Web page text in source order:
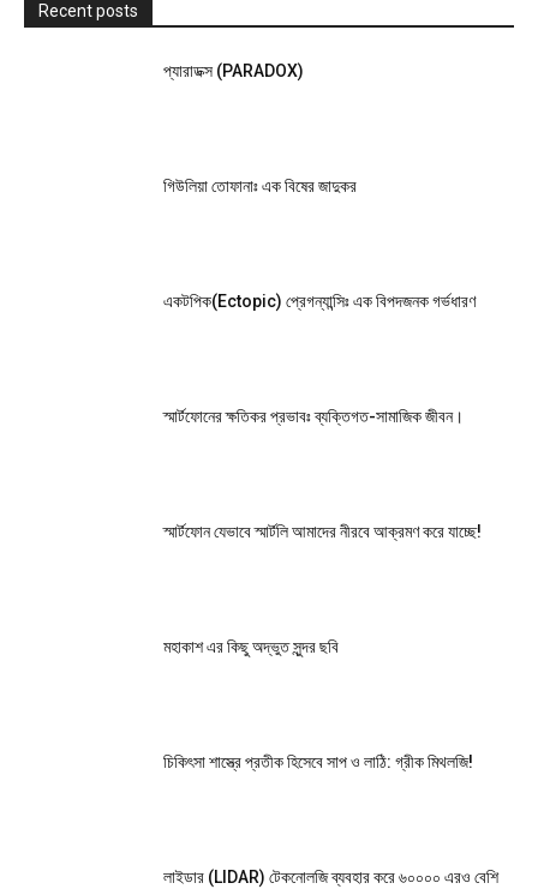
Recent posts
প্যারাডক্স (PARADOX)
গিউলিয়া তোফানাঃ এক বিষের জাদুকর
একটপিক(Ectopic) প্রেগন্যান্সিঃ এক বিপদজনক গর্ভধারণ
স্মার্টফোনের ক্ষতিকর প্রভাবঃ ব্যক্তিগত-সামাজিক জীবন।
স্মার্টফোন যেভাবে স্মার্টলি আমাদের নীরবে আক্রমণ করে যাচ্ছে!
মহাকাশ এর কিছু অদ্ভুত সুন্দর ছবি
চিকিৎসা শাস্ত্রে প্রতীক হিসেবে সাপ ও লাঠি: গ্রীক মিথলজি!
লাইডার (LIDAR) টেকনোলজি ব্যবহার করে ৬০০০০ এরও বেশি